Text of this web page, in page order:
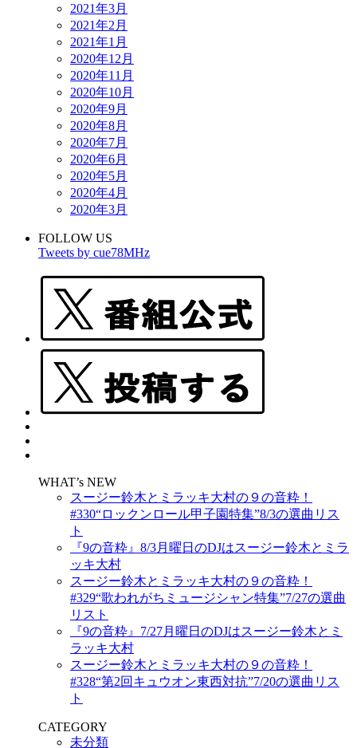
2021年3月
2021年2月
2021年1月
2020年12月
2020年11月
2020年10月
2020年9月
2020年8月
2020年7月
2020年6月
2020年5月
2020年4月
2020年3月
FOLLOW US
Tweets by cue78MHz
WHAT’s NEW
スージー鈴木とミラッキ大村の９の音粋！
#330“ロックンロール甲子園特集”8/3の選曲リス
ト
『9の音粋』8/3月曜日のDJはスージー鈴木とミラ
ッキ大村
スージー鈴木とミラッキ大村の９の音粋！
#329“歌われがちミュージシャン特集”7/27の選曲
リスト
『9の音粋』7/27月曜日のDJはスージー鈴木とミ
ラッキ大村
スージー鈴木とミラッキ大村の９の音粋！
#328“第2回キュウオン東西対抗”7/20の選曲リス
ト
CATEGORY
未分類